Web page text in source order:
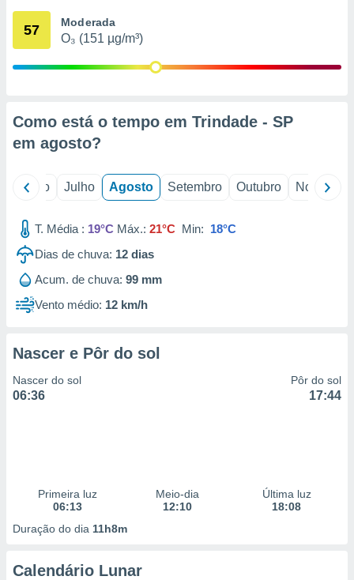
através
1199
57 Moderada
O₃ (151 µg/m³)
Como está o tempo em Trindade - SP
em agosto?
Junho Julho Agosto Setembro Outubro Novembro
T. Média : 19°C Máx.: 21°C Min: 18°C
Dias de chuva: 12 dias
Acum. de chuva: 99 mm
Vento médio: 12 km/h
Nascer e Pôr do sol
Nascer do sol
06:36
Pôr do sol
17:44
Primeira luz
06:13
Meio-dia
12:10
Última luz
18:08
Duração do dia 11h8m
Calendário Lunar